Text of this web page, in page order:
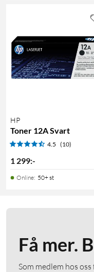
HP
Toner 12A Svart
4.5 (10)
1 299:-
Online: 50+ st
Få mer.
Som medlem hos